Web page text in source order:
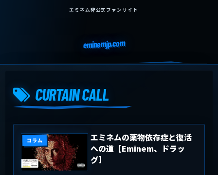
エミネム非公式ファンサイト
eminemjp.com
CURTAIN CALL
コラム
エミネムの薬物依存症と復活
への道【Eminem、ドラッ
グ】